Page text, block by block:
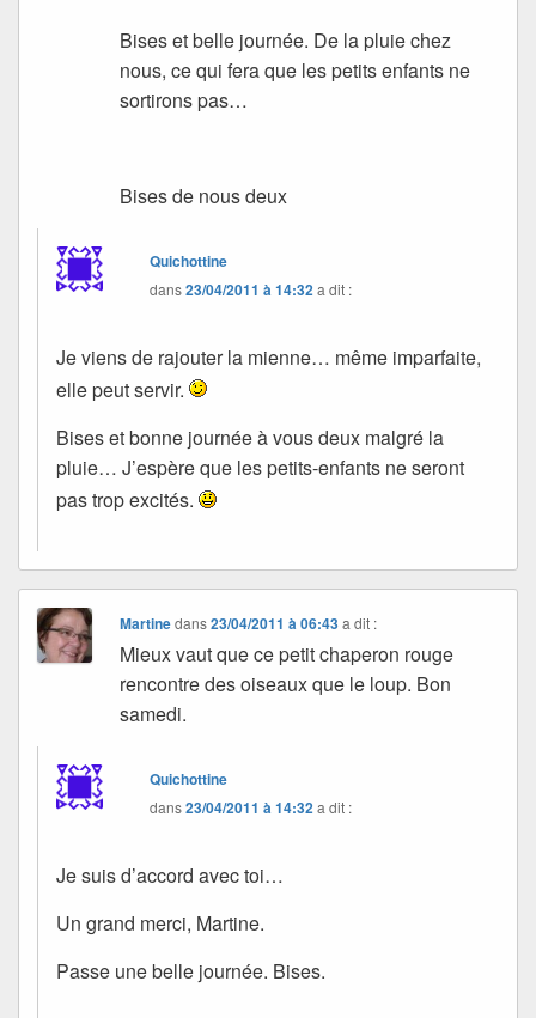
Bises et belle journée. De la pluie chez
nous, ce qui fera que les petits enfants ne
sortirons pas…
Bises de nous deux
Quichottine
dans23/04/2011 à 14:32a dit :
Je viens de rajouter la mienne… même imparfaite,
elle peut servir.
Bises et bonne journée à vous deux malgré la
pluie… J’espère que les petits-enfants ne seront
pas trop excités.
Martinedans23/04/2011 à 06:43 a dit :
Mieux vaut que ce petit chaperon rouge
rencontre des oiseaux que le loup. Bon
samedi.
Quichottine
dans23/04/2011 à 14:32a dit :
Je suis d’accord avec toi…
Un grand merci, Martine.
Passe une belle journée. Bises.